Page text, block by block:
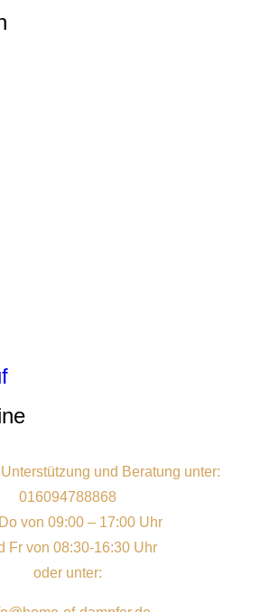
und Beratung unter:
016094788868
von 09:00 – 17:00 Uhr
Fr von 08:30-16:30 Uhr
oder unter: